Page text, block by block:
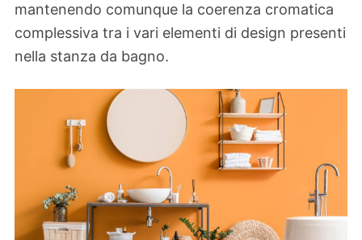
mantenendo comunque la coerenza cromatica
complessiva tra i vari elementi di design presenti
nella stanza da bagno.